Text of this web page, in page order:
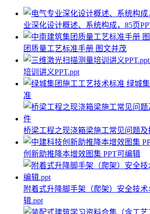
业深化设计概述、系统构成，85页
团质量工艺标准手册 图文并茂
培训讲义PPT.ppt
绿城
准
桥梁工程之现浇箱梁施工常见问题及
创新助推降本增效图集 PPT可编辑
附着式升降脚手架（爬架）安全技
辑.ppt